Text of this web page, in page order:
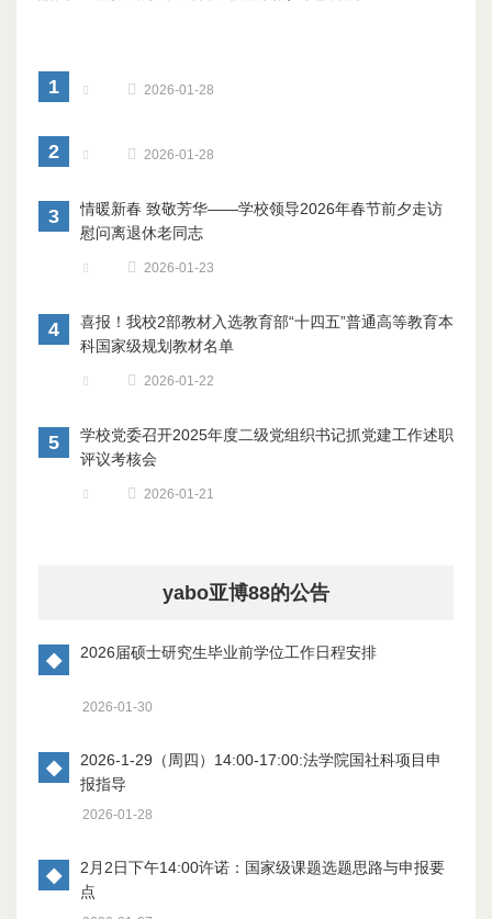
1 2026-01-28
2 2026-01-28
3
情暖新春 致敬芳华——学校领导2026年春节前夕走访
慰问离退休老同志
2026-01-23
4
喜报！我校2部教材入选教育部“十四五”普通高等教育本
科国家级规划教材名单
2026-01-22
5
学校党委召开2025年度二级党组织书记抓党建工作述职
评议考核会
2026-01-21
yabo亚博88的公告
◆ 2026届硕士研究生毕业前学位工作日程安排
2026-01-30
◆
2026-1-29（周四）14:00-17:00:法学院国社科项目申
报指导
2026-01-28
◆
2月2日下午14:00许诺：国家级课题选题思路与申报要
点